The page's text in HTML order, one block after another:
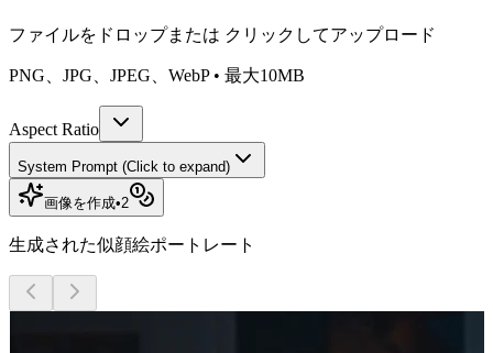
ファイルをドロップまたは クリックしてアップロード
PNG、JPG、JPEG、WebP • 最大10MB
Aspect Ratio
System Prompt (Click to expand)
画像を作成•2
生成された似顔絵ポートレート